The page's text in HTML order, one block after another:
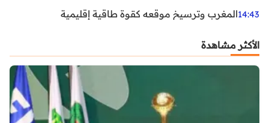
14:43المغرب وترسيخ موقعه كقوة طاقية إقليمية
الأكثر مشاهدة